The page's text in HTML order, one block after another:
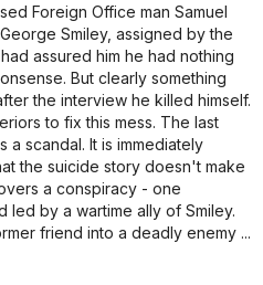
Foreign Office man Samuel
Smiley, assigned by the
assured him he had nothing
But clearly something
the interview he killed himself.
to fix this mess. The last
a scandal. It is immediately
the suicide story doesn't make
a conspiracy - one
led by a wartime ally of Smiley.
friend into a deadly enemy ...